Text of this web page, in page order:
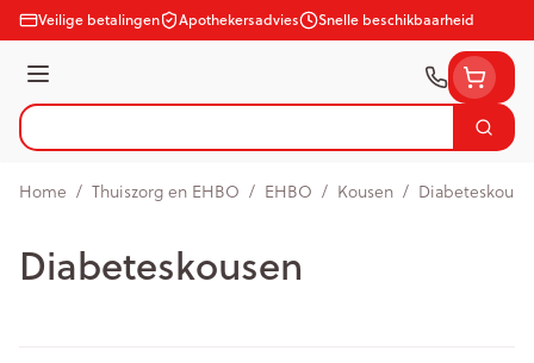
Ga naar de inhoud
Veilige betalingen Apothekersadvies Snelle beschikbaarheid
Menu
Product, merk, categorie... Zoek
Home / Thuiszorg en EHBO / EHBO / Kousen /
Diabeteskousen